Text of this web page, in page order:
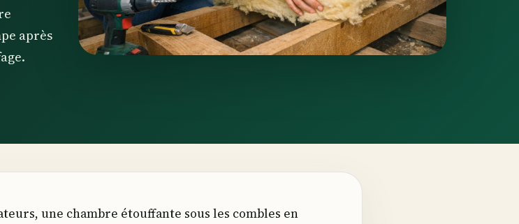
après
une chambre étouffante sous les combles en